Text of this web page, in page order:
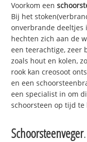
Voorkom een
Bij het
onverbrande deeltjes
hechten zich aan de
een teerachtige, zeer
zoals hout en kolen,
rook kan creosoot
en een
een specialist in om
schoorsteen op tijd
Schoorsteenveger